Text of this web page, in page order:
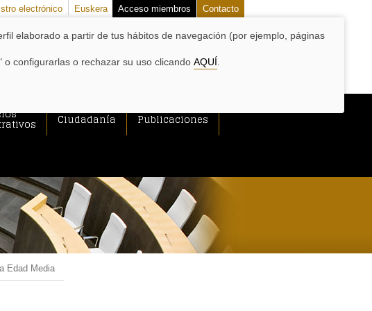
electrónico Euskera Acceso miembros Contacto
Ciudadanía
Publicaciones
Edad Media
elaborado a partir de tus hábitos de navegación (por ejemplo, páginas
configurarlas o rechazar su uso clicando AQUÍ